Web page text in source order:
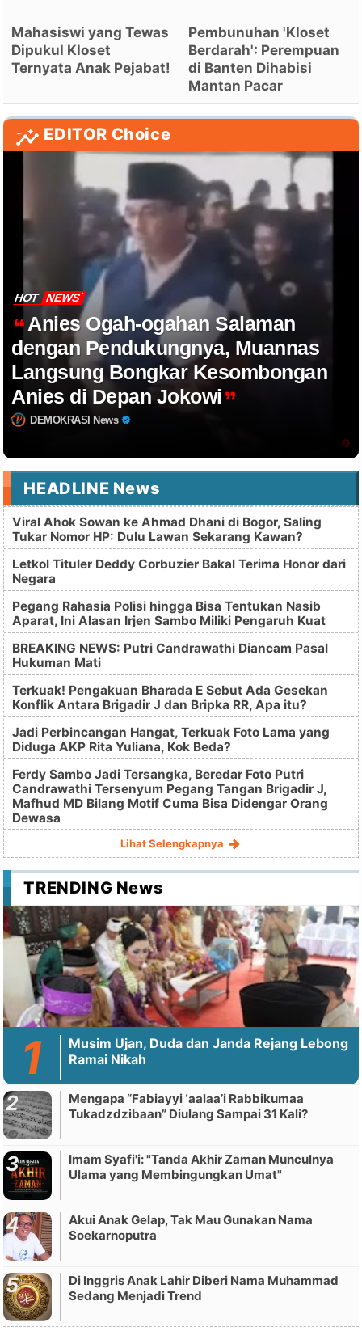
Mahasiswi yang Tewas
Dipukul Kloset
Ternyata Anak Pejabat!
Pembunuhan 'Kloset
Berdarah': Perempuan
di Banten Dihabisi
Mantan Pacar
EDITOR Choice
HOT NEWS
Anies Ogah-ogahan Salaman
dengan Pendukungnya, Muannas
Langsung Bongkar Kesombongan
Anies di Depan Jokowi
DEMOKRASI News
HEADLINE News
Viral Ahok Sowan ke Ahmad Dhani di Bogor, Saling
Tukar Nomor HP: Dulu Lawan Sekarang Kawan?
Letkol Tituler Deddy Corbuzier Bakal Terima Honor dari
Negara
Pegang Rahasia Polisi hingga Bisa Tentukan Nasib
Aparat, Ini Alasan Irjen Sambo Miliki Pengaruh Kuat
BREAKING NEWS: Putri Candrawathi Diancam Pasal
Hukuman Mati
Terkuak! Pengakuan Bharada E Sebut Ada Gesekan
Konflik Antara Brigadir J dan Bripka RR, Apa itu?
Jadi Perbincangan Hangat, Terkuak Foto Lama yang
Diduga AKP Rita Yuliana, Kok Beda?
Ferdy Sambo Jadi Tersangka, Beredar Foto Putri
Candrawathi Tersenyum Pegang Tangan Brigadir J,
Mafhud MD Bilang Motif Cuma Bisa Didengar Orang
Dewasa
Lihat Selengkapnya
TRENDING News
Musim Ujan, Duda dan Janda Rejang Lebong
Ramai Nikah
Mengapa “Fabiayyi ‘aalaa’i Rabbikumaa
Tukadzdzibaan” Diulang Sampai 31 Kali?
Imam Syafi'i: "Tanda Akhir Zaman Munculnya
Ulama yang Membingungkan Umat"
Akui Anak Gelap, Tak Mau Gunakan Nama
Soekarnoputra
Di Inggris Anak Lahir Diberi Nama Muhammad
Sedang Menjadi Trend